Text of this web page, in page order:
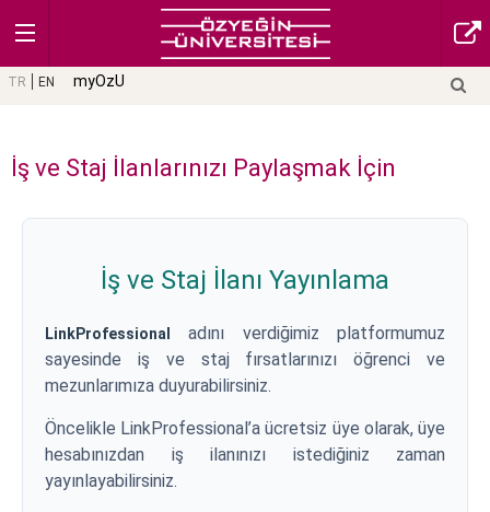
TR EN myOzU
İş ve Staj İlanlarınızı Paylaşmak İçin
İş ve Staj İlanı Yayınlama
LinkProfessional
adını verdiğimiz platformumuz
sayesinde iş ve staj fırsatlarınızı öğrenci ve
mezunlarımıza duyurabilirsiniz.
Öncelikle LinkProfessional’a ücretsiz üye olarak, üye
hesabınızdan iş ilanınızı istediğiniz zaman
yayınlayabilirsiniz.